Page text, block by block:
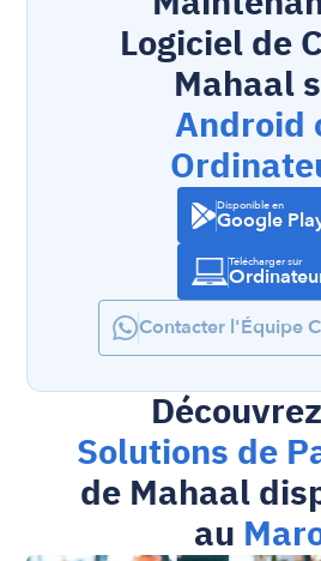
Logiciel de
Android
Disponible en
Google
Télécharger sur
Contacter l'Équipe
Solutions de
de Mahaal
au